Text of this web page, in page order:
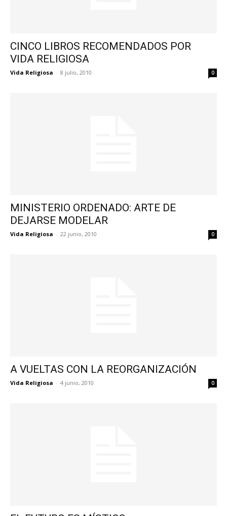
CINCO LIBROS RECOMENDADOS POR
VIDA RELIGIOSA
Vida Religiosa - 8 julio, 2010 0
MINISTERIO ORDENADO: ARTE DE
DEJARSE MODELAR
Vida Religiosa - 22 junio, 2010 0
A VUELTAS CON LA REORGANIZACIÓN
Vida Religiosa - 4 junio, 2010 0